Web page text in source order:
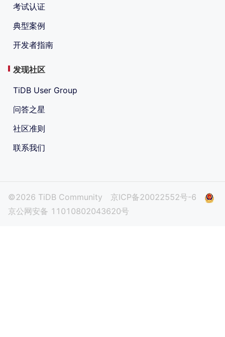
考试认证
典型案例
开发者指南
发现社区
TiDB User Group
问答之星
社区准则
联系我们
©2026 TiDB Community
京ICP备20022552号-6
京公网安备 11010802043620号